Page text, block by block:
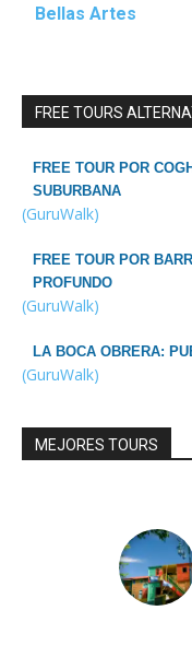
Bellas Artes
FREE TOURS
FREE TOUR POR
SUBURBANA
(GuruWalk)
FREE TOUR POR
PROFUNDO
(GuruWalk)
LA BOCA OBRERA:
(GuruWalk)
MEJORES TOURS